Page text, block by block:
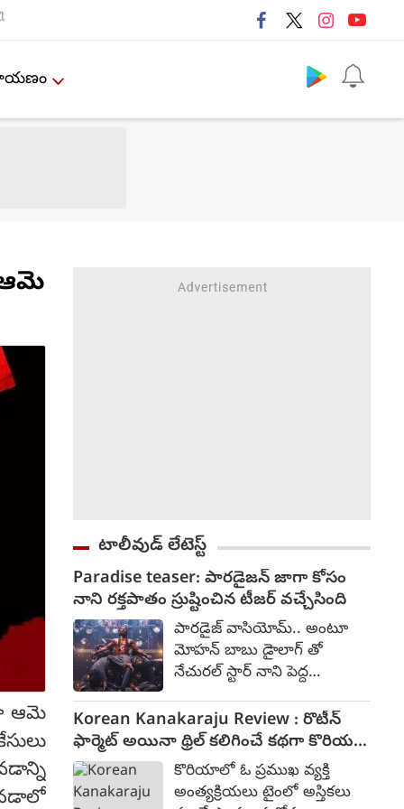
ఆమె
టాలీవుడ్ లేటెస్ట్
Paradise teaser: పారడైజన్ జాగా కోసం
నాని రక్తపాతం స్రుష్టించిన టీజర్ వచ్చేసింది
పారడైజ్ వాసియోమ్.. అంటూ
మోహన్ బాబు డైాలాగ్ తో
నేచురల్ స్టార్ నాని పెద్ద
ది ప్యారడైజ్ టీజర్ కనిపించింది.
పారడైజన్ అనే జాగా కోసం
పోరాటం చేస్తున్న కథగా
అనిపించింది. దర్శకుడు శ్రీకాంత్
ఒడెల ఈ చిత్రాన్ని అత్యంత భారీ
Korean Kanakaraju Review : రొటీన్
ఫార్మెట్ అయినా థ్రిల్ కలిగించే కథగా కొరియన్
కనకరాజు - రివ్యూకొరియాలో ఓ ప్రముఖ వ్యక్తి
అంత్యక్రియలు టైంలో అస్తికలు